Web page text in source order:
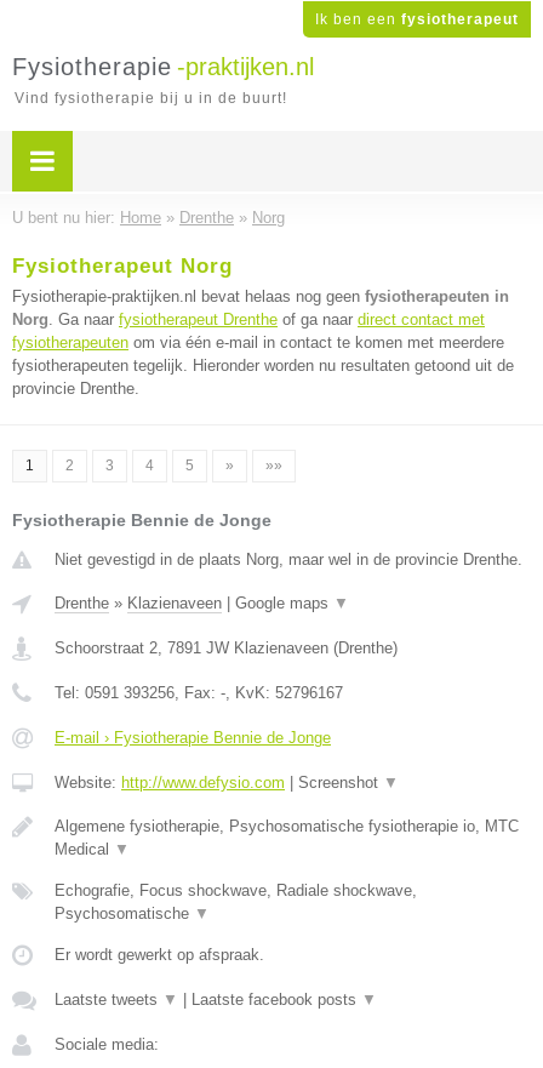
Ik ben een fysiotherapeut
Fysiotherapie -praktijken.nl
Vind fysiotherapie bij u in de buurt!
U bent nu hier: Home » Drenthe » Norg
Fysiotherapeut Norg
Fysiotherapie-praktijken.nl bevat helaas nog geen fysiotherapeuten in
Norg. Ga naar fysiotherapeut Drenthe of ga naar direct contact met
fysiotherapeuten om via één e-mail in contact te komen met meerdere
fysiotherapeuten tegelijk. Hieronder worden nu resultaten getoond uit de
provincie Drenthe.
1 2 3 4 5 » »»
Fysiotherapie Bennie de Jonge
Niet gevestigd in de plaats Norg, maar wel in de provincie Drenthe.
Drenthe » Klazienaveen Google maps ▼
Schoorstraat 2, 7891 JW Klazienaveen (Drenthe)
Tel: 0591 393256, Fax: -, KvK: 52796167
E-mail › Fysiotherapie Bennie de Jonge
Website: http://www.defysio.com Screenshot ▼
Algemene fysiotherapie, Psychosomatische fysiotherapie io, MTC
Medical
▼
Echografie, Focus shockwave, Radiale shockwave,
Psychosomatische ▼
Er wordt gewerkt op afspraak.
Laatste tweets ▼ Laatste facebook posts ▼
Sociale media: